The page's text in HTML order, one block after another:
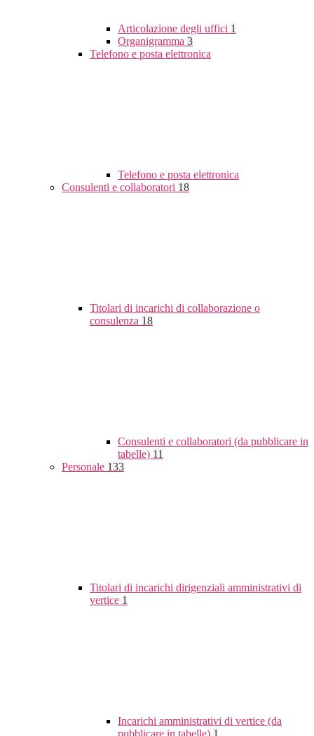
Articolazione degli uffici 1
Organigramma 3
Telefono e posta elettronica
Telefono e posta elettronica
Consulenti e collaboratori 18
Titolari di incarichi di collaborazione o
consulenza 18
Consulenti e collaboratori (da pubblicare in
tabelle) 11
Personale 133
Titolari di incarichi dirigenziali amministrativi di
vertice 1
Incarichi amministrativi di vertice (da